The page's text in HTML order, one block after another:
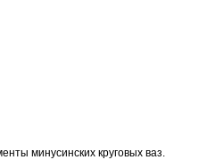
минусинских круговых ваз.